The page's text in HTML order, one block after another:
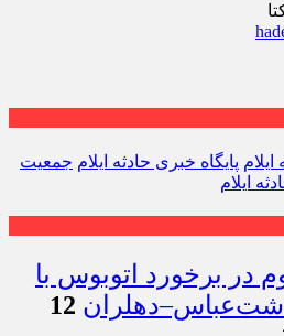
پایگاه خبری حادثه ایلام جمعیت
ایلام
در برخورد اتوبوس با
12